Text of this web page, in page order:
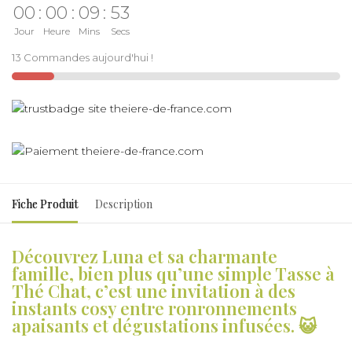
00
Jour
: 00
Heure
: 09
Mins
: 52
Secs
13 Commandes aujourd'hui !
Fiche Produit Description
Découvrez Luna et sa charmante
famille, bien plus qu’une simple Tasse à
Thé Chat, c’est une invitation à des
instants cosy entre ronronnements
apaisants et dégustations infusées. 😺